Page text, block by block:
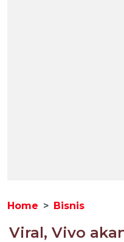
Home Bisnis
Viral, Vivo